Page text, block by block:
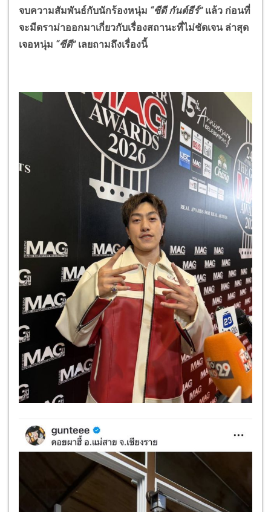
จบความสัมพันธ์กับนักร้องหนุ่ม “ซีดี กันต์ธีร์”แล้ว ก่อนที่
จะมีดราม่าออกมาเกี่ยวกับเรื่องสถานะที่ไม่ชัดเจน ล่าสุด
เจอหนุ่ม “ซีดี”เลยถามถึงเรื่องนี้